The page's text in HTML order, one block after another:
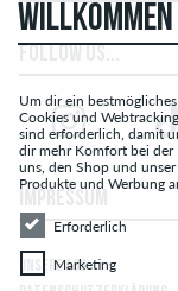
UNSERE AGB
WILLKOMMEN
Um dir ein
Cookies und
sind erforderlich, damit
dir mehr Komfort bei der
uns, den Shop und
Produkte und Werbung
Erforderlich
Erforderlich
MarketingMarketing